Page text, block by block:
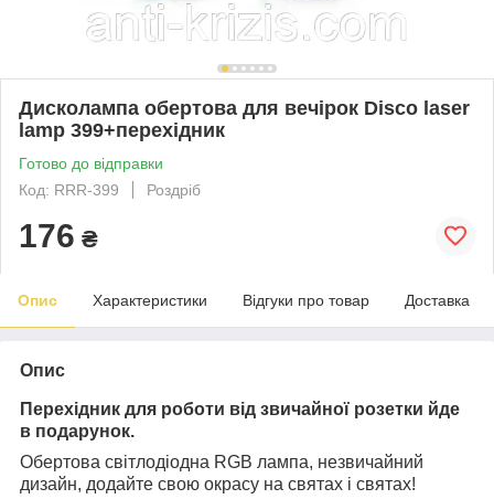
Дисколампа обертова для вечірок Disco laser
lamp 399+перехідник
Готово до відправки
Код: RRR-399
Роздріб
176 ₴
Опис Характеристики Відгуки про товар Доставка
Опис
Перехідник для роботи від звичайної розетки йде
в подарунок.
Обертова світлодіодна RGB лампа, незвичайний
дизайн, додайте свою окрасу на святах і святах!